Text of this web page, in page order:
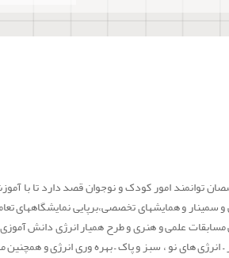
توانمند امور کودک و نوجوان قصد دارد تا با
و همایشهای تخصصی،برپایی نمایشگاههای
علمی و هنری و طرح همیار انرژی دانش
– انرژی های نو ، سبز و پاک – بهره وری انرژی و